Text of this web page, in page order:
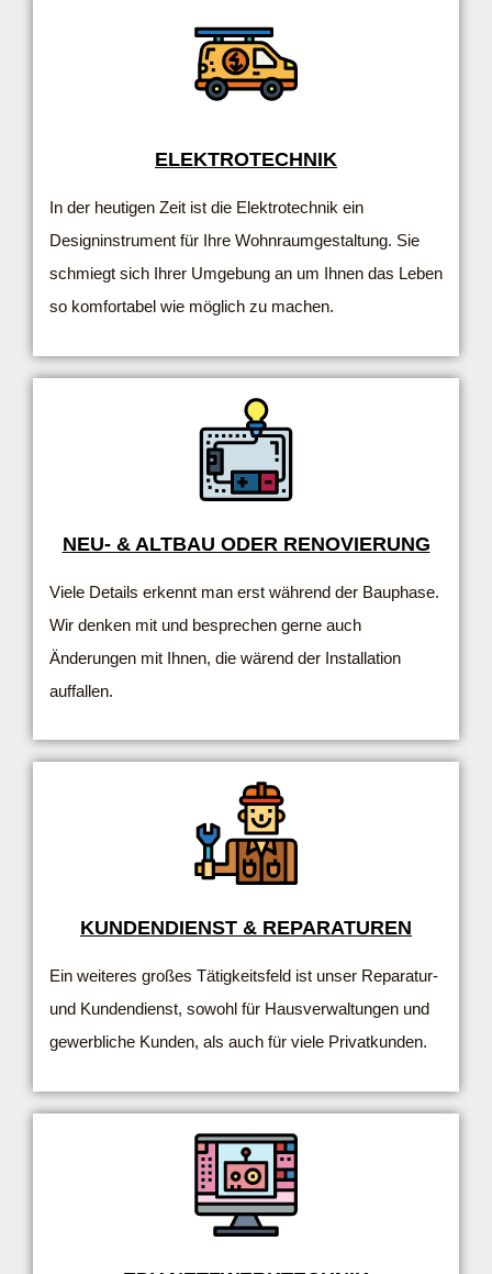
ELEKTROTECHNIK
In der heutigen Zeit ist die Elektrotechnik ein
Designinstrument für Ihre Wohnraumgestaltung. Sie
schmiegt sich Ihrer Umgebung an um Ihnen das Leben
so komfortabel wie möglich zu machen.
NEU- & ALTBAU ODER RENOVIERUNG
Viele Details erkennt man erst während der Bauphase.
Wir denken mit und besprechen gerne auch
Änderungen mit Ihnen, die wärend der Installation
auffallen.
KUNDENDIENST & REPARATUREN
Ein weiteres großes Tätigkeitsfeld ist unser Reparatur-
und Kundendienst, sowohl für Hausverwaltungen und
gewerbliche Kunden, als auch für viele Privatkunden.